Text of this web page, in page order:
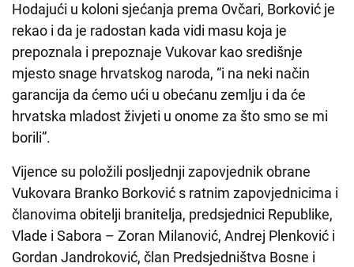
Hodajući u koloni sjećanja prema Ovčari, Borković je
rekao i da je radostan kada vidi masu koja je
prepoznala i prepoznaje Vukovar kao središnje
mjesto snage hrvatskog naroda, “i na neki način
garancija da ćemo ući u obećanu zemlju i da će
hrvatska mladost živjeti u onome za što smo se mi
borili”.
Vijence su položili posljednji zapovjednik obrane
Vukovara Branko Borković s ratnim zapovjednicima i
članovima obitelji branitelja, predsjednici Republike,
Vlade i Sabora – Zoran Milanović, Andrej Plenković i
Gordan Jandroković, član Predsjedništva Bosne i